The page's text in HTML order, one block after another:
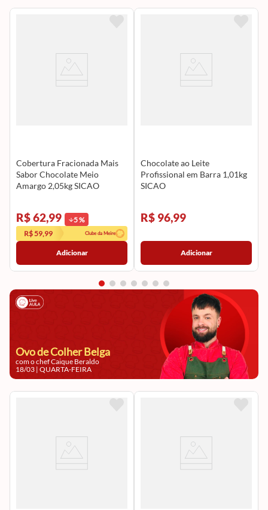
Cobertura Fracionada Mais
Sabor Chocolate Meio
Amargo 2,05kg SICAO
R$ 62,99 5%
R$ 59,99
Clube da Meire
Adicionar
Chocolate ao Leite
Profissional em Barra 1,01kg
SICAO
R$ 96,99
Adicionar
Ovo de Colher Belga
com o chef Caique Beraldo
18/03 | QUARTA-FEIRA